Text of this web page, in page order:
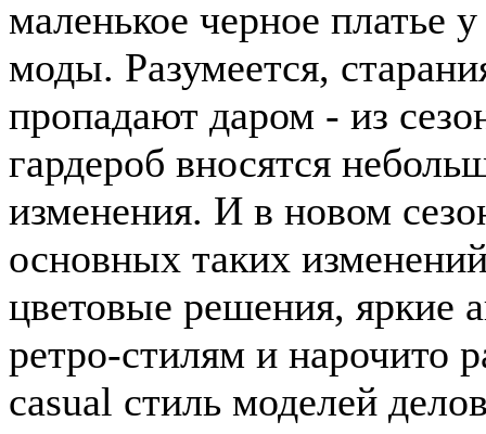
маленькое черное платье
моды. Разумеется,
пропадают даром - из
гардероб вносятся
изменения. И в новом
основных таких
цветовые решения, яркие
ретро-стилям и нарочито
casual стиль моделей